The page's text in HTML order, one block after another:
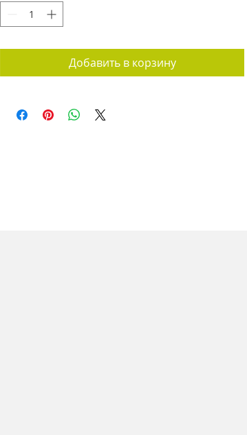
Добавить в корзину